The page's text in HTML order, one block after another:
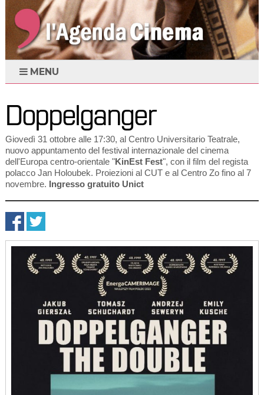
MENU
Doppelganger
Giovedì 31 ottobre alle 17:30, al Centro Universitario Teatrale,
nuovo appuntamento del festival internazionale del cinema
dell'Europa centro-orientale "KinEst Fest", con il film del regista
polacco Jan Holoubek. Proiezioni al CUT e al Centro Zo fino al 7
novembre. Ingresso gratuito Unict